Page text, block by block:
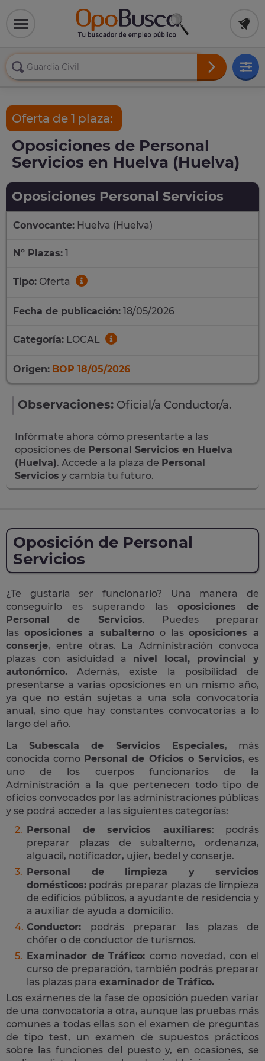
Oferta de 1 plaza:
Oposiciones de Personal
Servicios en Huelva (Huelva)
Oposiciones Personal Servicios
Convocante: Huelva (Huelva)
Nº Plazas: 1
Tipo: Oferta
Fecha de publicación: 18/05/2026
Categoría: LOCAL
Origen: BOP 18/05/2026
Observaciones: Oficial/a Conductor/a.
Infórmate ahora cómo presentarte a las
oposiciones de Personal Servicios en Huelva
(Huelva). Accede a la plaza de Personal
Servicios y cambia tu futuro.
Oposición de Personal
Servicios
¿Te gustaría ser funcionario? Una manera de
conseguirlo es superando lasoposiciones de
Personal de Servicios. Puedes preparar
las oposiciones a subalterno o lasoposiciones a
conserje, entre otras. La Administración convoca
plazas con asiduidad a nivel local, provincial y
autonómico. Además, existe la posibilidad de
presentarse a varias oposiciones en un mismo año,
ya que no están sujetas a una sola convocatoria
anual, sino que hay constantes convocatorias a lo
largo del año.
LaSubescala de Servicios Especiales, más
conocida como Personal de Oficios o Servicios, es
uno de los cuerpos funcionarios de la
Administración a la que pertenecen todo tipo de
oficios convocados por las administraciones públicas
y se podrá acceder a las siguientes categorías:
Personal de servicios auxiliares: podrás
preparar plazas de subalterno, ordenanza,
alguacil, notificador, ujier, bedel y conserje.
Personal de limpieza y servicios
domésticos: podrás preparar plazas de limpieza
de edificios públicos, a ayudante de residencia y
a auxiliar de ayuda a domicilio.
Conductor: podrás preparar las plazas de
chófer o de conductor de turismos.
Examinador de Tráfico: como novedad, con el
curso de preparación, también podrás preparar
las plazas para examinador de Tráfico.
Los exámenes de la fase de oposición pueden variar
de una convocatoria a otra, aunque las pruebas más
comunes a todas ellas son el examen de preguntas
de tipo test, un examen de supuestos prácticos
sobre las funciones del puesto y, en ocasiones, se